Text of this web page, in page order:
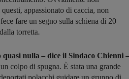
appassionato di caccia, non
fare un segno sulla schiena di 20
torretta.
quasi nulla – dice il Sindaco Chienni –
un colpo di spugna. È stata una grande